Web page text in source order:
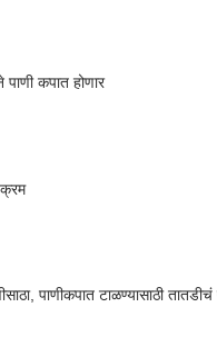
पाणी कपात होणार
पाणीकपात टाळण्यासाठी